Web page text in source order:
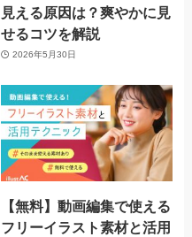
見える原因は？爽やかに見
せるコツを解説
2026年5月30日
【無料】動画編集で使える
フリーイラスト素材と活用